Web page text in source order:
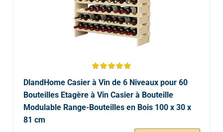
DlandHome Casier à Vin de 6 Niveaux pour 60
Bouteilles Etagère à Vin Casier à Bouteille
Modulable Range-Bouteilles en Bois 100 x 30 x
81 cm